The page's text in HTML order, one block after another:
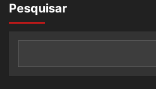
Pesquisar